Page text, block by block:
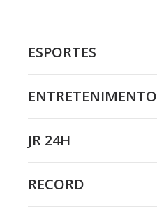
ESPORTES
ENTRETENIMENTO
JR 24H
RECORD